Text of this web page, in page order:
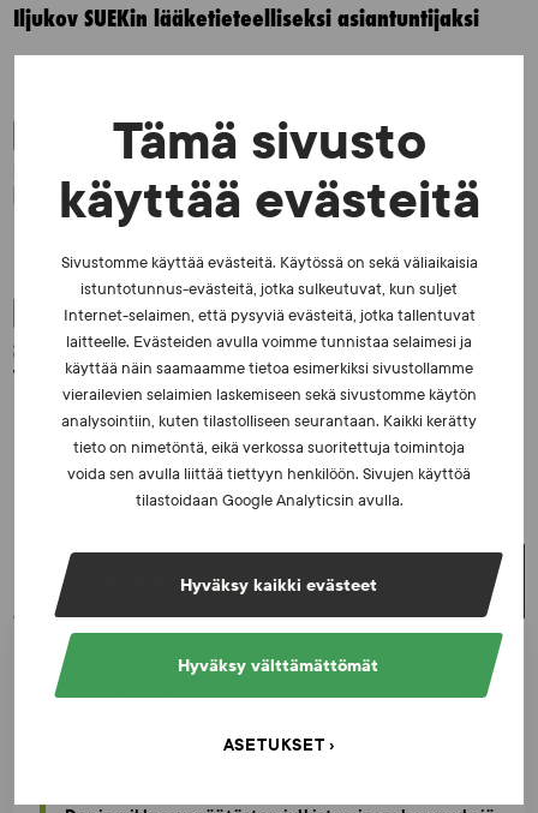
Tämä sivusto
käyttää evästeitä
Sivustomme käyttää evästeitä. Käytössä on sekä väliaikaisia
istuntotunnus-evästeitä, jotka sulkeutuvat, kun suljet
Internet-selaimen, että pysyviä evästeitä, jotka tallentuvat
laitteelle. Evästeiden avulla voimme tunnistaa selaimesi ja
käyttää näin saamaamme tietoa esimerkiksi sivustollamme
vierailevien selaimien laskemiseen sekä sivustomme käytön
analysointiin, kuten tilastolliseen seurantaan. Kaikki kerätty
tieto on nimetöntä, eikä verkossa suoritettuja toimintoja
voida sen avulla liittää tiettyyn henkilöön. Sivujen käyttöä
tilastoidaan Google Analyticsin avulla.
Hyväksy kaikki evästeet
Hyväksy välttämättömät
ASETUKSET
Iljukov SUEKin lääketieteelliseksi asiantuntijaksi
UUTISET - 16.7.2026
kysymyksiä ja vastauksia EUT:n ratkaisusta
UUTISET - 30.6.2026
SUEKin sivuilla uusi blogisarja urheilun ja
väkivaltaisten alakulttuurien suhteesta
UUSIMMAT UUTISET
Iljukov SUEKin lääketieteelliseksi asiantuntijaksi